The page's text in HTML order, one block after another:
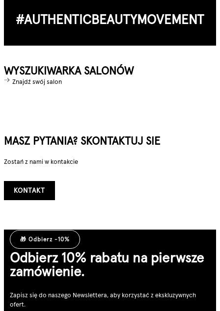
#AUTHENTIC­BEAUTY­MOVEMENT
WYSZUKIWARKA SALONÓW
Znajdź swój salon
MASZ PYTANIA? SKONTAKTUJ SIE
Zostań z nami w kontakcie
KONTAKT
🎁 Odbierz -10%
Odbierz 10% rabatu na pierwsze
zamówienie.
Zapisz się do naszego Newslettera, aby korzystać z ekskluzywnych
ofert.